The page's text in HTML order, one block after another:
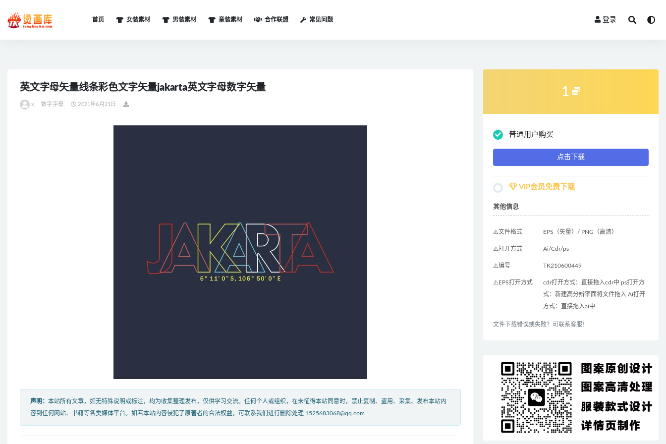
首页 女装素材 男装素材 童装素材 合作联盟 常见问题 登录
英文字母矢量线条彩色文字矢量jakarta英文字母数字矢量
x 数字字母 2021年6月21日
声明： 本站所有文章，如无特殊说明或标注，均为收集整理发布，仅供学习交流。任何个人或组织，在未征得本站同意时，禁止复制、盗用、采集、发布本站内
容到任何网站、书籍等各类媒体平台。如若本站内容侵犯了原著者的合法权益，可联系我们进行删除处理 1525683068@qq.com
1
普通用户购买
点击下载
VIP会员免费下载
其他信息
⚠️文件格式 EPS（矢量）/ PNG（高清）
⚠️打开方式 Ai/Cdr/ps
⚠️编号 TK210600449
⚠️EPS打开方式
cdr打开方式：直接拖入cdr中 ps打开方
式：新建高分辨率面将文件拖入 Ai打开
方式：直接拖入ai中
文件下载错误或失败？可联系客服！